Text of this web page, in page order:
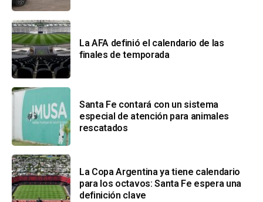
La AFA definió el calendario de las
finales de temporada
Santa Fe contará con un sistema
especial de atención para animales
rescatados
La Copa Argentina ya tiene calendario
para los octavos: Santa Fe espera una
definición clave